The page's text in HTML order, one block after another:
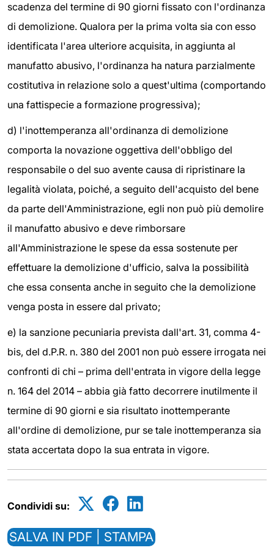
scadenza del termine di 90 giorni fissato con l'ordinanza
di demolizione. Qualora per la prima volta sia con esso
identificata l'area ulteriore acquisita, in aggiunta al
manufatto abusivo, l'ordinanza ha natura parzialmente
costitutiva in relazione solo a quest'ultima (comportando
una fattispecie a formazione progressiva);
d) l'inottemperanza all'ordinanza di demolizione
comporta la novazione oggettiva dell'obbligo del
responsabile o del suo avente causa di ripristinare la
legalità violata, poiché, a seguito dell'acquisto del bene
da parte dell'Amministrazione, egli non può più demolire
il manufatto abusivo e deve rimborsare
all'Amministrazione le spese da essa sostenute per
effettuare la demolizione d'ufficio, salva la possibilità
che essa consenta anche in seguito che la demolizione
venga posta in essere dal privato;
e) la sanzione pecuniaria prevista dall'art. 31, comma 4-
bis, del d.P.R. n. 380 del 2001 non può essere irrogata nei
confronti di chi – prima dell'entrata in vigore della legge
n. 164 del 2014 – abbia già fatto decorrere inutilmente il
termine di 90 giorni e sia risultato inottemperante
all'ordine di demolizione, pur se tale inottemperanza sia
stata accertata dopo la sua entrata in vigore.
Condividi su:
SALVA IN PDF | STAMPA